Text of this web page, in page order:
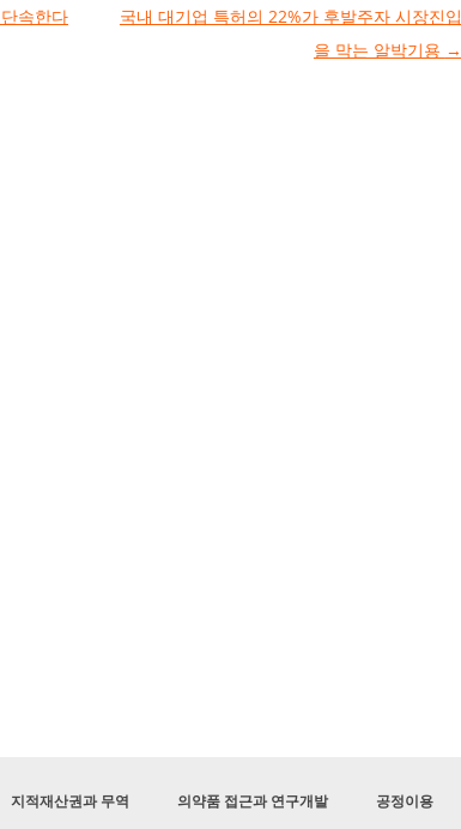
속한다
국내 대기업 특허의 22%가 후발주자 시장진입
을 막는 알박기용 →
지적재산권과 무역
의약품 접근과 연구개발
공정이용